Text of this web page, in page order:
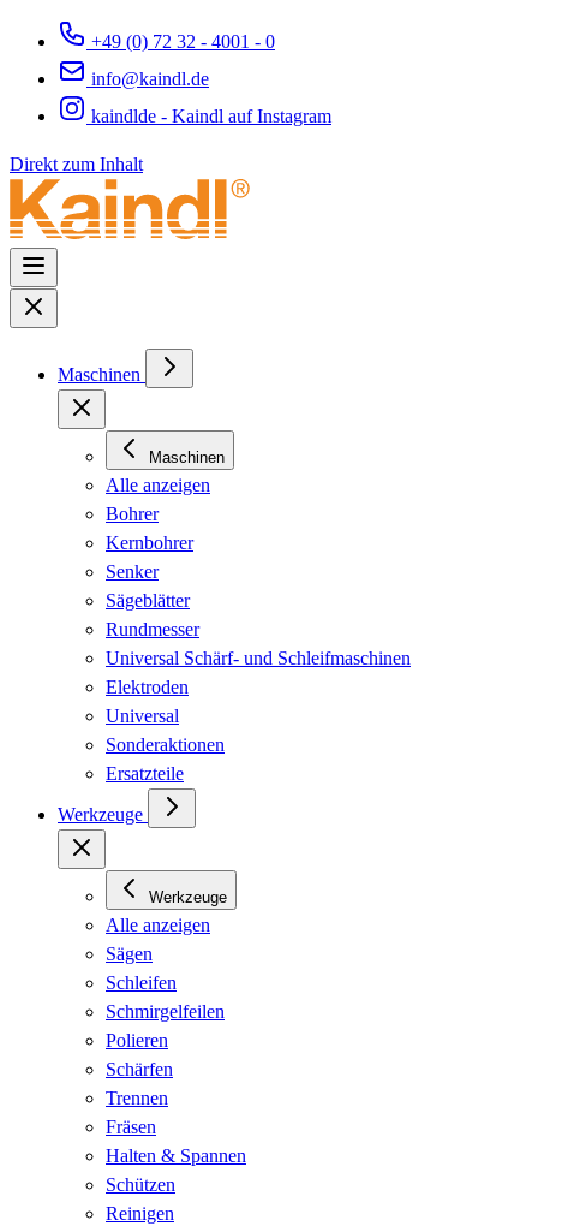
+49 (0) 72 32 - 4001 - 0
info@kaindl.de
kaindlde - Kaindl auf Instagram
Direkt zum Inhalt
Maschinen
Maschinen
Alle anzeigen
Bohrer
Kernbohrer
Senker
Sägeblätter
Rundmesser
Universal Schärf- und Schleifmaschinen
Elektroden
Universal
Sonderaktionen
Ersatzteile
Werkzeuge
Werkzeuge
Alle anzeigen
Sägen
Schleifen
Schmirgelfeilen
Polieren
Schärfen
Trennen
Fräsen
Halten & Spannen
Schützen
Reinigen